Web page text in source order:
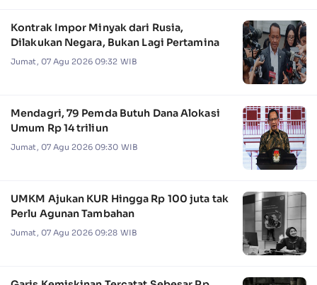
Kontrak Impor Minyak dari Rusia,
Dilakukan Negara, Bukan Lagi Pertamina
Jumat, 07 Agu 2026 09:32 WIB
Mendagri, 79 Pemda Butuh Dana Alokasi
Umum Rp 14 triliun
Jumat, 07 Agu 2026 09:30 WIB
UMKM Ajukan KUR Hingga Rp 100 juta tak
Perlu Agunan Tambahan
Jumat, 07 Agu 2026 09:28 WIB